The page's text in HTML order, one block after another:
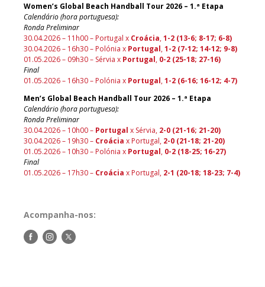
Women’s Global Beach Handball Tour 2026 – 1.ª Etapa
Calendário (hora portuguesa):
Ronda Preliminar
30.04.2026 – 11h00 – Portugal x Croácia,1-2 (13-6; 8-17; 6-8)
30.04.2026 – 16h30 – Polónia x Portugal,1-2 (7-12; 14-12; 9-8)
01.05.2026 – 09h30 – Sérvia x Portugal, 0-2 (25-18; 27-16)
Final
01.05.2026 – 16h30 – Polónia x Portugal,1-2 (6-16; 16-12; 4-7)
Men’s Global Beach Handball Tour 2026 – 1.ª Etapa
Calendário (hora portuguesa):
Ronda Preliminar
30.04.2026 – 10h00 – Portugal x Sérvia, 2-0 (21-16; 21-20)
30.04.2026 – 19h30 – Croácia x Portugal, 2-0 (21-18; 21-20)
01.05.2026 – 10h30 – Polónia x Portugal, 0-2 (18-25; 16-27)
Final
01.05.2026 – 17h30 – Croácia x Portugal, 2-1 (20-18; 18-23; 7-4)
Acompanha-nos:
Siga-Siga-Siga-